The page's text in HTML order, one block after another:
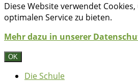
Diese Website verwendet
optimalen Service zu bieten.
Mehr dazu in unserer
OK
Die Schule